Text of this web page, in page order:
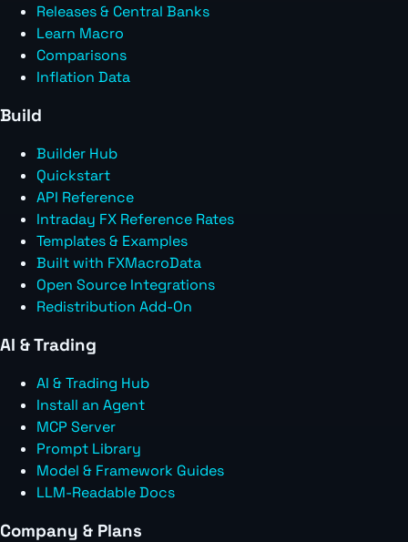
Releases & Central Banks
Learn Macro
Comparisons
Inflation Data
Build
Builder Hub
Quickstart
API Reference
Intraday FX Reference Rates
Templates & Examples
Built with FXMacroData
Open Source Integrations
Redistribution Add-On
AI & Trading
AI & Trading Hub
Install an Agent
MCP Server
Prompt Library
Model & Framework Guides
LLM-Readable Docs
Company & Plans